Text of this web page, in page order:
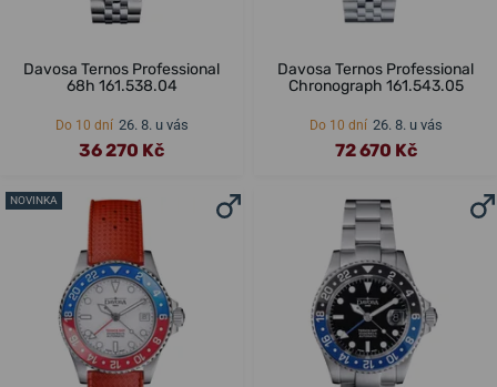
Davosa Ternos Professional
68h 161.538.04
Do 10 dní 26. 8. u vás
36 270 Kč
Davosa Ternos Professional
Chronograph 161.543.05
Do 10 dní 26. 8. u vás
72 670 Kč
NOVINKA